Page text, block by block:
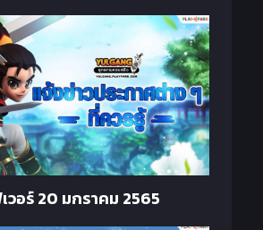
วอร์ 20 มกราคม 2565